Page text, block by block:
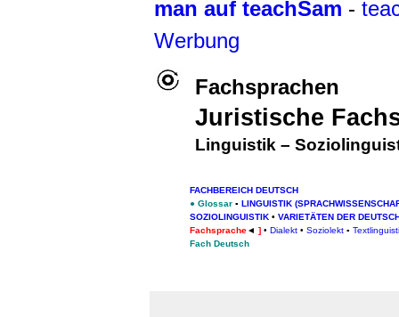
man auf teachSam -
Werbung
Fachsprachen
Juristische
Linguistik –
FACHBEREICH DEUTSCH
● Glossar ▪ LINGUISTIK
SOZIOLINGUISTIK • VARIETÄTEN DER
Fachsprache◄ ] • Dialekt • Soziolekt ▪
Fach Deutsch